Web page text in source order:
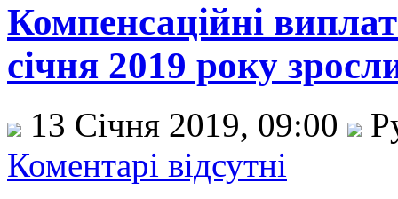
Компенсаційні
січня 2019 року
13 Січня 2019, 09:00
Коментарі відсутні